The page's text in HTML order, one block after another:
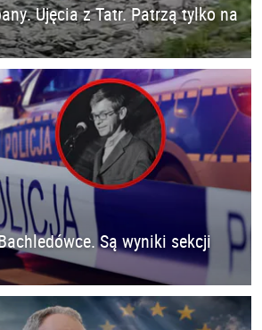
Ujęcia z Tatr. Patrzą tylko na
Są wyniki sekcji